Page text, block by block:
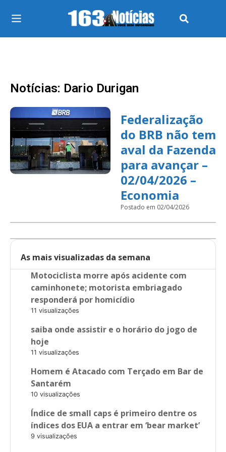
Notícias: Dario Durigan
Federalização
do BRB não tem
aval da Fazenda
para avançar –
02/04/2026 –
Economia
Postado em 02/04/2026
As mais visualizadas da semana
Motociclista morre após acidente com
caminhonete; motorista embriagado
responderá por homicídio
11 visualizações
saiba onde assistir e o horário do jogo de
hoje
11 visualizações
Homem é Atacado com Terçado em Bar de
Santarém
10 visualizações
Índice de small caps é primeiro dentre os
índices dos EUA a entrar em ‘bear market’
9 visualizações